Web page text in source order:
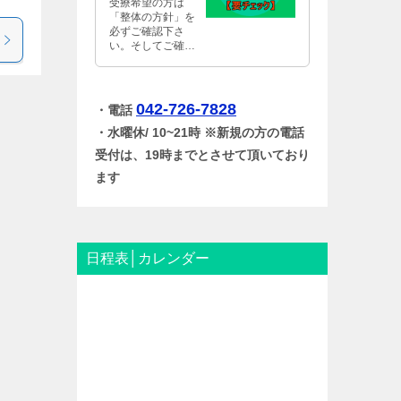
受療希望の方は
「整体の方針」を
必ずご確認下さ
い。そしてご確認
ご協力のほうどう
か宜しくお願い致
します。
・電話 042-726-7828
・水曜休/ 10~21時 ※新規の方の電話
受付は、19時までとさせて頂いており
ます
日程表│カレンダー